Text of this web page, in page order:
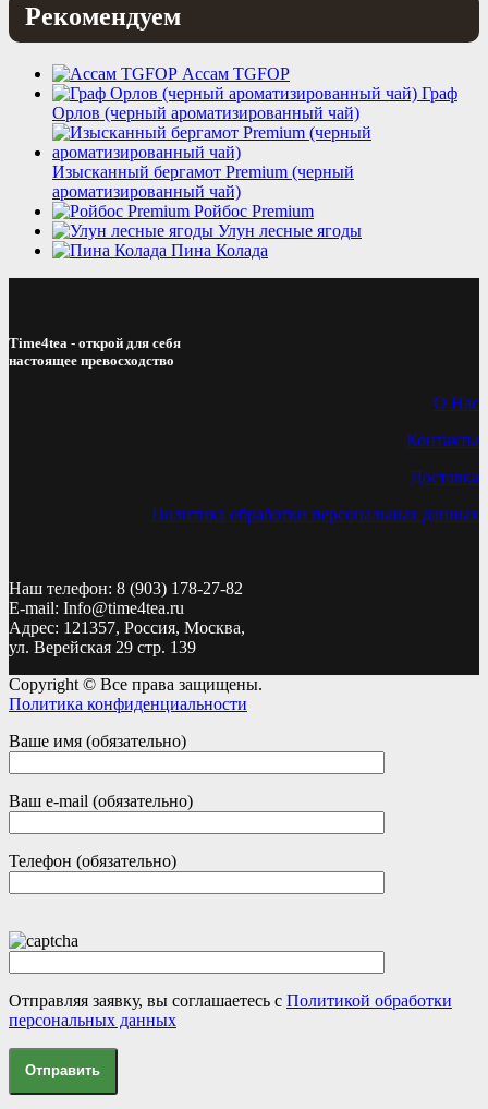
Рекомендуем
Ассам TGFOP
Граф
Орлов (черный ароматизированный чай)
Изысканный бергамот Premium (черный
ароматизированный чай)
Ройбос Premium
Улун лесные ягоды
Пина Колада
Time4tea - открой для себя
настоящее превосходство
О Нас
Контакты
Доставка
Политика обработки персональных данных
Наш телефон: 8 (903) 178-27-82
E-mail: Info@time4tea.ru
Адрес: 121357, Россия, Москва,
ул. Верейская 29 стр. 139
Copyright © Все права защищены.
Политика конфиденциальности
Ваше имя (обязательно)
Ваш e-mail (обязательно)
Телефон (обязательно)
Отправляя заявку, вы соглашаетесь с Политикой обработки
персональных данных